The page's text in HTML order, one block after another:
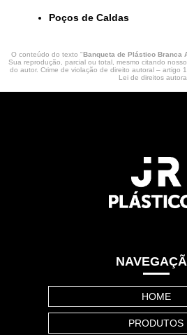
Poços de Caldas
O conteúdo do texto "Banqueta de Plástico Branca
Sua reprodução, parcial ou total, mesmo citando
do autor. Crime de violação de direito autoral – artigo
Lei de direitos
HOME
PRODUTOS